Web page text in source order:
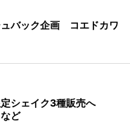
バック企画 コエドカワ
シェイク3種販売へ
ど